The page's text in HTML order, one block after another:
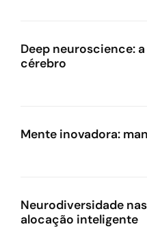
Deep neuroscience:
cérebro
Mente inovadora:
Neurodiversidade
alocação inteligente